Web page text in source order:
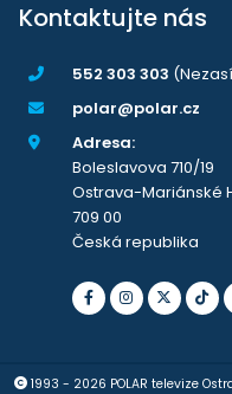
Kontaktujte nás
552 303 303
polar@polar.cz
Adresa:
Boleslavova 710/19
Ostrava-Mariánské
709 00
Česká republika
1993 - 2026 POLAR televize